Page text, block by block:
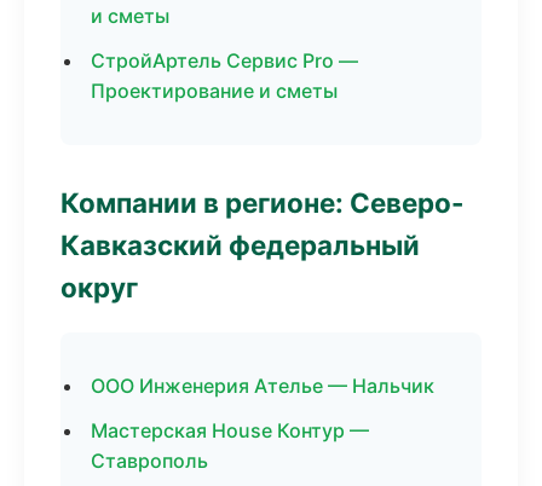
и сметы
СтройАртель Сервис Pro —
Проектирование и сметы
Компании в регионе: Северо-
Кавказский федеральный
округ
ООО Инженерия Ателье — Нальчик
Мастерская House Контур —
Ставрополь